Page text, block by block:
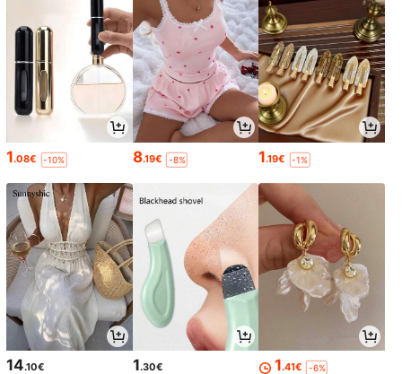
1.08€ -10% 8.19€ -8% 1.19€ -1%
14.10€ 1.30€ 1.41€ -6%